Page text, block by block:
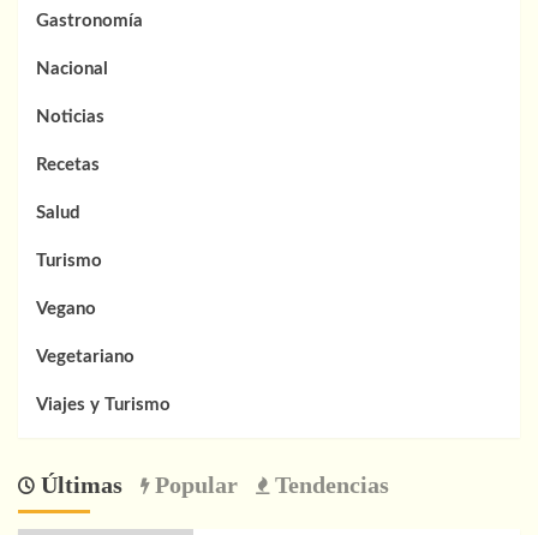
Gastronomía
Nacional
Noticias
Recetas
Salud
Turismo
Vegano
Vegetariano
Viajes y Turismo
Últimas Popular Tendencias